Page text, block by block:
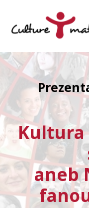
Kultura
aneb